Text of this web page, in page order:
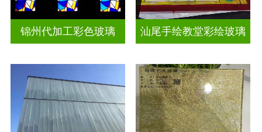
锦州代加工彩色玻璃 汕尾手绘教堂彩绘玻璃